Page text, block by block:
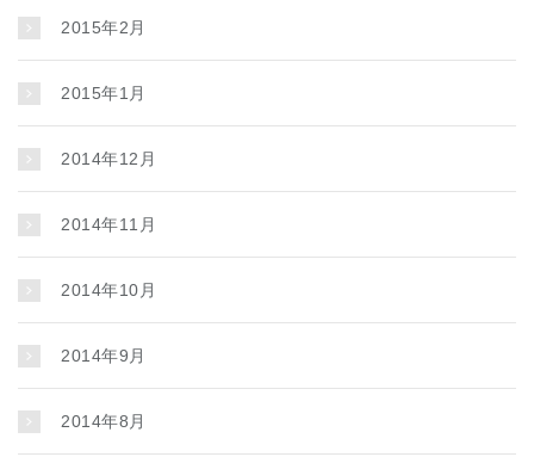
2015年2月
2015年1月
2014年12月
2014年11月
2014年10月
2014年9月
2014年8月